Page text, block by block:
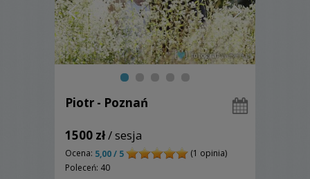
Piotr - Poznań
1500 zł/ sesja
Ocena: 5,00 / 5
(1 opinia)
Poleceń: 40